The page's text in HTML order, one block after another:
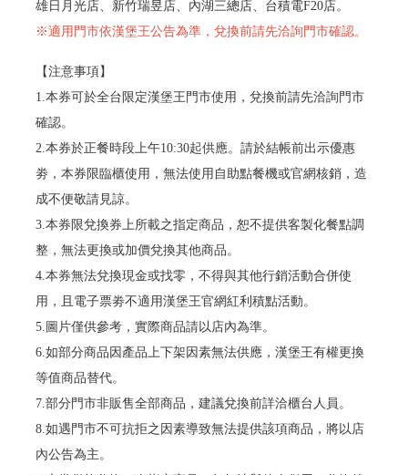
雄日月光店、新竹瑞昱店、內湖三總店、台積電F20店。
※適用門市依漢堡王公告為準，兌換前請先洽詢門市確認。
【注意事項】
1.本券可於全台限定漢堡王門市使用，兌換前請先洽詢門市
確認。
2.本券於正餐時段上午10:30起供應。請於結帳前出示優惠
劵，本券限臨櫃使用，無法使用自助點餐機或官網核銷，造
成不便敬請見諒。
3.本券限兌換券上所載之指定商品，恕不提供客製化餐點調
整，無法更換或加價兌換其他商品。
4.本券無法兌換現金或找零，不得與其他行銷活動合併使
用，且電子票劵不適用漢堡王官網紅利積點活動。
5.圖片僅供參考，實際商品請以店內為準。
6.如部分商品因產品上下架因素無法供應，漢堡王有權更換
等值商品替代。
7.部分門市非販售全部商品，建議兌換前詳洽櫃台人員。
8.如遇門市不可抗拒之因素導致無法提供該項商品，將以店
內公告為主。